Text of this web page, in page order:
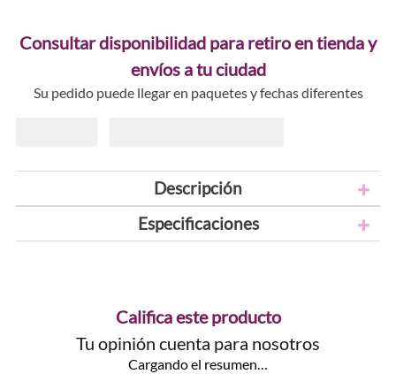
Consultar disponibilidad para retiro en tienda y
envíos a tu ciudad
Su pedido puede llegar en paquetes y fechas diferentes
Descripción
Especificaciones
Califica este producto
Tu opinión cuenta para nosotros
Cargando el resumen…